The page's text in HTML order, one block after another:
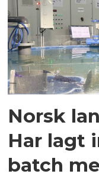
Norsk
Har lagt
batch